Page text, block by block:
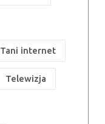
Tani internet
Telewizja